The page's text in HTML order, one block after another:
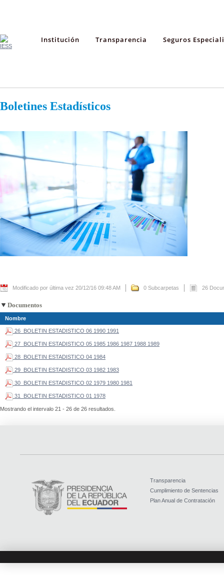
Institución Transparencia Seguros
Boletines Estadísticos
Modificado por última vez 20/12/16 09:48 AM 0 Subcarpetas 26
Documentos
Nombre
26_BOLETIN ESTADISTICO 06 1990 1991
27_BOLETIN ESTADISTICO 05 1985 1986 1987 1988 1989
28_BOLETIN ESTADISTICO 04 1984
29_BOLETIN ESTADISTICO 03 1982 1983
30_BOLETIN ESTADISTICO 02 1979 1980 1981
31_BOLETIN ESTADISTICO 01 1978
Mostrando el intervalo 21 - 26 de 26 resultados.
Transparencia
Cumplimiento de Sentencias
Plan Anual de Contratación